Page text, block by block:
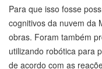
Para que isso fosse
cognitivos da nuvem da
obras. Foram também
utilizando robótica para
de acordo com as